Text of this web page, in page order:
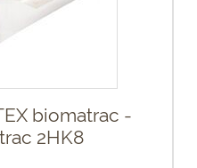
biomatrac -
2HK8